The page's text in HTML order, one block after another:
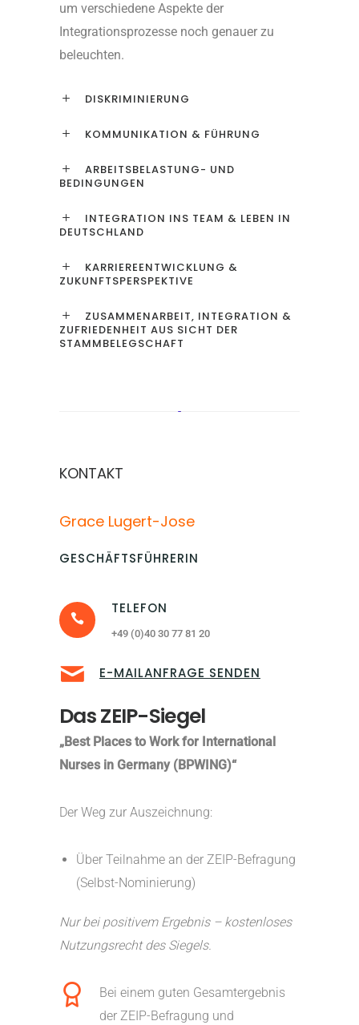
um verschiedene Aspekte der
Integrationsprozesse noch genauer zu
beleuchten.
DISKRIMINIERUNG
KOMMUNIKATION & FÜHRUNG
ARBEITSBELASTUNG- UND
BEDINGUNGEN
INTEGRATION INS TEAM & LEBEN IN
DEUTSCHLAND
KARRIEREENTWICKLUNG &
ZUKUNFTSPERSPEKTIVE
ZUSAMMENARBEIT, INTEGRATION &
ZUFRIEDENHEIT AUS SICHT DER
STAMMBELEGSCHAFT
KONTAKT
Grace Lugert-Jose
GESCHÄFTSFÜHRERIN
TELEFON
+49 (0)40 30 77 81 20
E-MAILANFRAGE SENDEN
Das ZEIP-Siegel
„Best Places to Work for International
Nurses in Germany (BPWING)“
Der Weg zur Auszeichnung:
Über Teilnahme an der ZEIP-Befragung
(Selbst-Nominierung)
Nur bei positivem Ergebnis – kostenloses
Nutzungsrecht des Siegels.
Bei einem guten Gesamtergebnis
der ZEIP-Befragung und